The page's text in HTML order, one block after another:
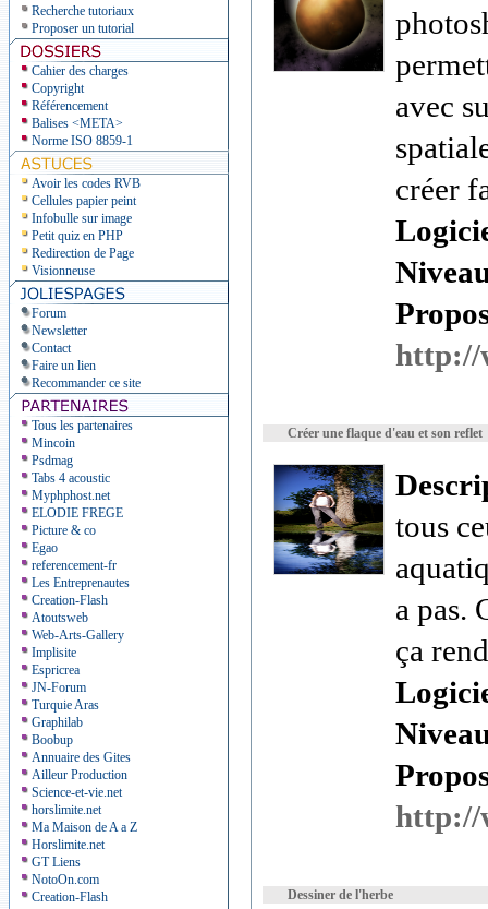
Recherche tutoriaux
Proposer un tutorial
Cahier des charges
Copyright
Référencement
Balises <META>
Norme ISO 8859-1
Avoir les codes RVB
Cellules papier peint
Infobulle sur image
Petit quiz en PHP
Redirection de Page
Visionneuse
Forum
Newsletter
Contact
Faire un lien
Recommander ce site
Tous les partenaires
Mincoin
Psdmag
Tabs 4 acoustic
Myphphost.net
ELODIE FREGE
Picture & co
Egao
referencement-fr
Les Entreprenautes
Creation-Flash
Atoutsweb
Web-Arts-Gallery
Implisite
Espricrea
JN-Forum
Turquie Aras
Graphilab
Boobup
Annuaire des Gites
Ailleur Production
Science-et-vie.net
horslimite.net
Ma Maison de A a Z
Horslimite.net
GT Liens
NotoOn.com
Creation-Flash
avec
créer
http://
Créer une flaque d'eau et son reflet
tous
a pas.
ça
http://
Dessiner de l'herbe